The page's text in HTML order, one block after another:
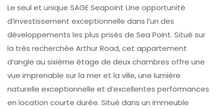
Le seul et unique SAGE Seapoint Une opportunité
d’investissement exceptionnelle dans l’un des
développements les plus prisés de Sea Point. Situé sur
la très recherchée Arthur Road, cet appartement
d’angle au sixième étage de deux chambres offre une
vue imprenable sur la mer et la ville, une lumière
naturelle exceptionnelle et d’excellentes performances
en location courte durée. Situé dans un immeuble